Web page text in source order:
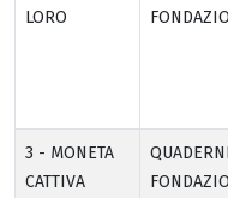
LORO
3 - MONETA
CATTIVA